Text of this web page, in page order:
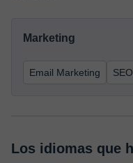
Marketing
Email Marketing SEO
Los idiomas que